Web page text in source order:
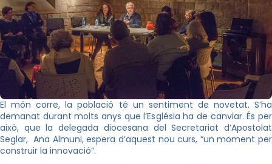
El món corre, la població té un sentiment de novetat. S’ha
demanat durant molts anys que l’Església ha de canviar. És per
això, que la delegada diocesana del Secretariat d’Apostolat
Seglar, Ana Almuni, espera d’aquest nou curs, “un moment per
construir la innovació”.